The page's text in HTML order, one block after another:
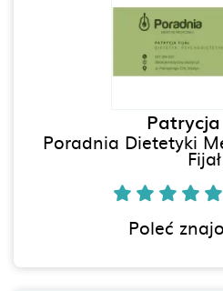
Patrycja
Poradnia Dietetyki
Fijał
Poleć